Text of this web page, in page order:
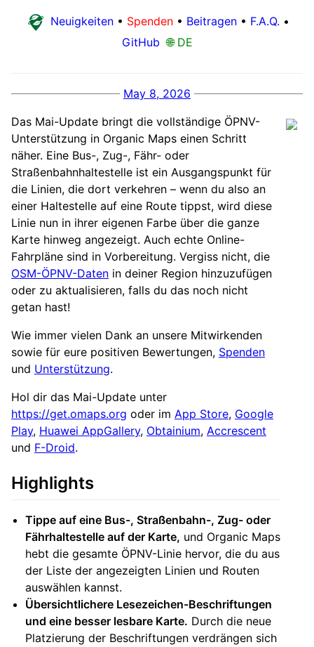
Neuigkeiten • Spenden • Beitragen • F.A.Q. •
GitHub 🌐 DE
May 8, 2026
Das Mai-Update bringt die vollständige ÖPNV-
Unterstützung in Organic Maps einen Schritt
näher. Eine Bus-, Zug-, Fähr- oder
Straßenbahnhaltestelle ist ein Ausgangspunkt für
die Linien, die dort verkehren – wenn du also an
einer Haltestelle auf eine Route tippst, wird diese
Linie nun in ihrer eigenen Farbe über die ganze
Karte hinweg angezeigt. Auch echte Online-
Fahrpläne sind in Vorbereitung. Vergiss nicht, die
OSM-ÖPNV-Daten in deiner Region hinzuzufügen
oder zu aktualisieren, falls du das noch nicht
getan hast!
Wie immer vielen Dank an unsere Mitwirkenden
sowie für eure positiven Bewertungen, Spenden
und Unterstützung.
Hol dir das Mai-Update unter
https://get.omaps.org oder im App Store, Google
Play, Huawei AppGallery, Obtainium, Accrescent
und F-Droid.
Highlights
Tippe auf eine Bus-, Straßenbahn-, Zug- oder
Fährhaltestelle auf der Karte, und Organic Maps
hebt die gesamte ÖPNV-Linie hervor, die du aus
der Liste der angezeigten Linien und Routen
auswählen kannst.
Übersichtlichere Lesezeichen-Beschriftungen
und eine besser lesbare Karte. Durch die neue
Platzierung der Beschriftungen verdrängen sich